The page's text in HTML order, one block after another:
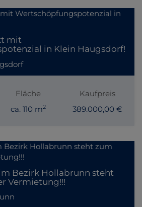
mit
in Klein Haugsdorf!
Fläche
ca. 110 m2
Kaufpreis
389.000,00 €
Bezirk Hollabrunn steht
Vermietung!!!